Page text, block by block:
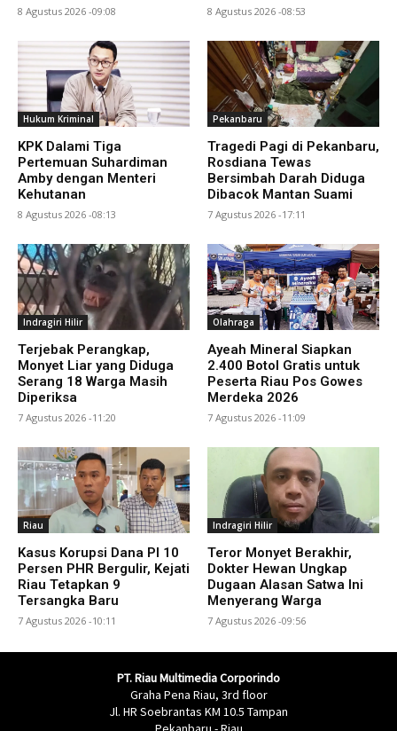
8 Agustus 2026 -09:08 8 Agustus 2026 -08:53
Hukum Kriminal
KPK Dalami Tiga
Pertemuan Suhardiman
Amby dengan Menteri
Kehutanan
8 Agustus 2026 -08:13
Pekanbaru
Tragedi Pagi di Pekanbaru,
Rosdiana Tewas
Bersimbah Darah Diduga
Dibacok Mantan Suami
7 Agustus 2026 -17:11
Indragiri Hilir
Terjebak Perangkap,
Monyet Liar yang Diduga
Serang 18 Warga Masih
Diperiksa
7 Agustus 2026 -11:20
Olahraga
Ayeah Mineral Siapkan
2.400 Botol Gratis untuk
Peserta Riau Pos Gowes
Merdeka 2026
7 Agustus 2026 -11:09
Riau
Kasus Korupsi Dana PI 10
Persen PHR Bergulir, Kejati
Riau Tetapkan 9
Tersangka Baru
7 Agustus 2026 -10:11
Indragiri Hilir
Teror Monyet Berakhir,
Dokter Hewan Ungkap
Dugaan Alasan Satwa Ini
Menyerang Warga
7 Agustus 2026 -09:56
PT. Riau Multimedia Corporindo
Graha Pena Riau, 3rd floor
Jl. HR Soebrantas KM 10.5 Tampan